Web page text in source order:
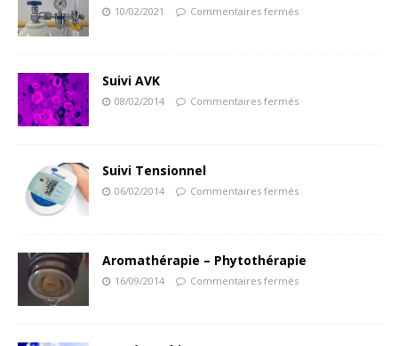
10/02/2021 Commentaires fermés
Suivi AVK
08/02/2014 Commentaires fermés
Suivi Tensionnel
06/02/2014 Commentaires fermés
Aromathérapie – Phytothérapie
16/09/2014 Commentaires fermés